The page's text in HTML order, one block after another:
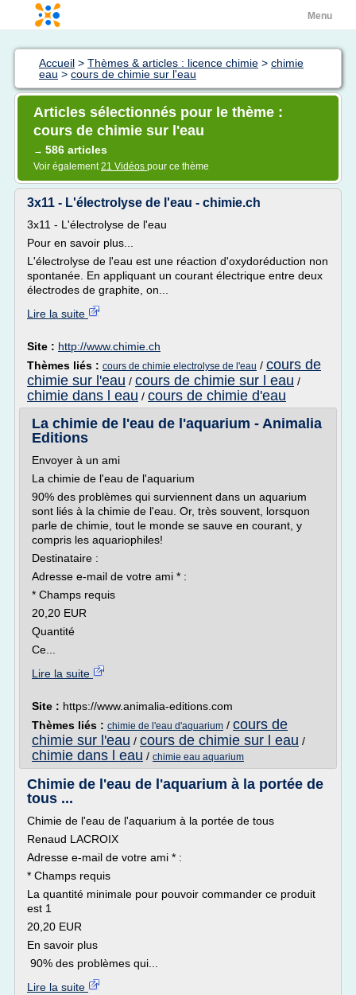
Menu
Accueil > Thèmes & articles : licence chimie > chimie
eau > cours de chimie sur l'eau
Articles sélectionnés pour le thème :
cours de chimie sur l'eau
→ 586 articles
Voir également21 Vidéos pour ce thème
3x11 - L'électrolyse de l'eau - chimie.ch
3x11 - L'électrolyse de l'eau
Pour en savoir plus...
L'électrolyse de l'eau est une réaction d'oxydoréduction non
spontanée. En appliquant un courant électrique entre deux
électrodes de graphite, on...
Lire la suite
Site : http://www.chimie.ch
Thèmes liés : cours de chimie electrolyse de l'eau / cours de
chimie sur l'eau / cours de chimie sur l eau /
chimie dans l eau / cours de chimie d'eau
La chimie de l'eau de l'aquarium - Animalia
Editions
Envoyer à un ami
La chimie de l'eau de l'aquarium
90% des problèmes qui surviennent dans un aquarium
sont liés à la chimie de l'eau. Or, très souvent, lorsquon
parle de chimie, tout le monde se sauve en courant, y
compris les aquariophiles!
Destinataire :
Adresse e-mail de votre ami * :
* Champs requis
20,20 EUR
Quantité
Ce...
Lire la suite
Site : https://www.animalia-editions.com
Thèmes liés : chimie de l'eau d'aquarium / cours de
chimie sur l'eau / cours de chimie sur l eau /
chimie dans l eau / chimie eau aquarium
Chimie de l'eau de l'aquarium à la portée de
tous ...
Chimie de l'eau de l'aquarium à la portée de tous
Renaud LACROIX
Adresse e-mail de votre ami * :
* Champs requis
La quantité minimale pour pouvoir commander ce produit
est 1
20,20 EUR
En savoir plus
90% des problèmes qui...
Lire la suite